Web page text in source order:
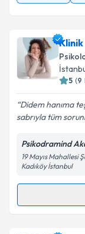
5 (9
Didem hanıma
sabrıyla tüm
Psikodramind
19 Mayıs Mahallesi
Kadıköy İstanbul